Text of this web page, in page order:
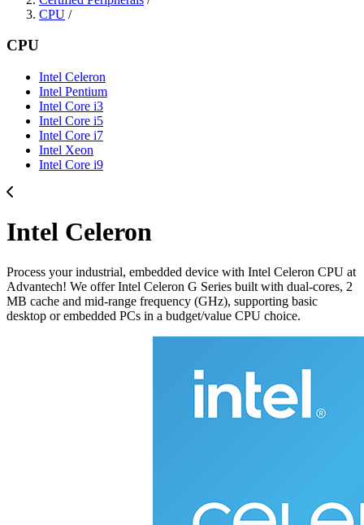
CPU /
CPU
Intel Celeron
Intel Pentium
Intel Core i3
Intel Core i5
Intel Core i7
Intel Xeon
Intel Core i9
Intel Celeron
Process your industrial, embedded device with Intel Celeron CPU at
Advantech! We offer Intel Celeron G Series built with dual-cores, 2
MB cache and mid-range frequency (GHz), supporting basic
desktop or embedded PCs in a budget/value CPU choice.